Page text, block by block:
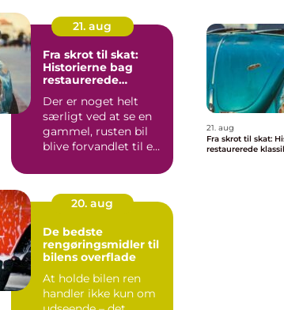
21. aug
Fra skrot til skat:
Historierne bag
restaurerede
Der er noget helt
særligt ved at se en
gammel, rusten bil
blive forvandlet til en
20. aug
De bedste
rengøringsmidler til
bilens overflade
At holde bilen ren
handler ikke kun om
21. aug
Fra skrot til skat:
restaurerede